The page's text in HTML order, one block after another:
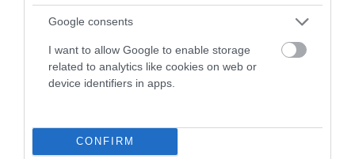
Google consents
I want to allow Google to enable storage
related to analytics like cookies on web or
device identifiers in apps.
CONFIRM
COMIENZA EL VERANO 2026: EL MOMENTO
Tanto si eres de los que aprovechan cualquier momento
para salir con la bicicleta de montaña, como si prefieres la...